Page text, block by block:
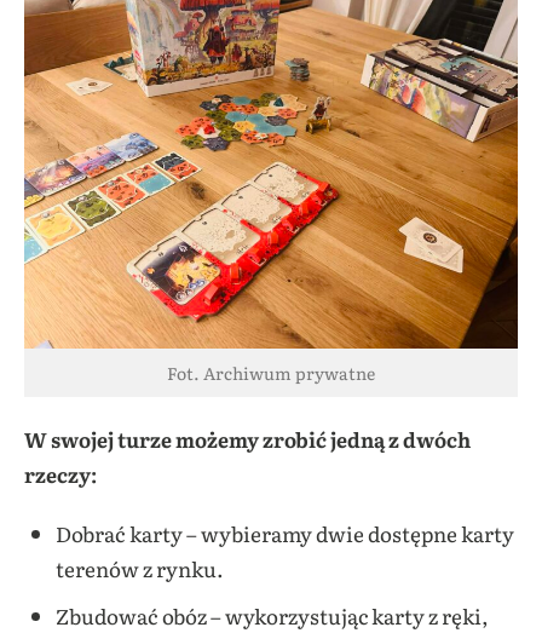
Fot. Archiwum prywatne
W swojej turze możemy zrobić jedną z dwóch
rzeczy:
Dobrać karty – wybieramy dwie dostępne karty
terenów z rynku.
Zbudować obóz – wykorzystując karty z ręki,